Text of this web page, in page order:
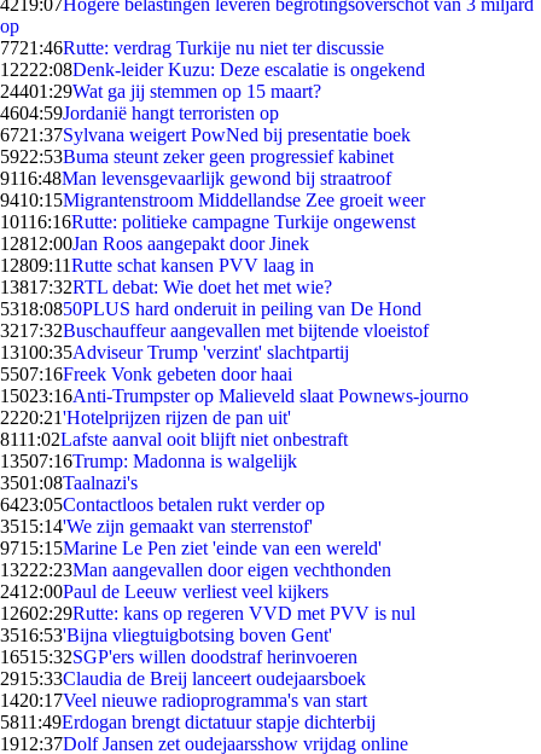
4219:07Hogere belastingen leveren begrotingsoverschot van 3 miljard
op
7721:46Rutte: verdrag Turkije nu niet ter discussie
12222:08Denk-leider Kuzu: Deze escalatie is ongekend
24401:29Wat ga jij stemmen op 15 maart?
4604:59Jordanië hangt terroristen op
6721:37Sylvana weigert PowNed bij presentatie boek
5922:53Buma steunt zeker geen progressief kabinet
9116:48Man levensgevaarlijk gewond bij straatroof
9410:15Migrantenstroom Middellandse Zee groeit weer
10116:16Rutte: politieke campagne Turkije ongewenst
12812:00Jan Roos aangepakt door Jinek
12809:11Rutte schat kansen PVV laag in
13817:32RTL debat: Wie doet het met wie?
5318:0850PLUS hard onderuit in peiling van De Hond
3217:32Buschauffeur aangevallen met bijtende vloeistof
13100:35Adviseur Trump 'verzint' slachtpartij
5507:16Freek Vonk gebeten door haai
15023:16Anti-Trumpster op Malieveld slaat Pownews-journo
2220:21'Hotelprijzen rijzen de pan uit'
8111:02Lafste aanval ooit blijft niet onbestraft
13507:16Trump: Madonna is walgelijk
3501:08Taalnazi's
6423:05Contactloos betalen rukt verder op
3515:14'We zijn gemaakt van sterrenstof'
9715:15Marine Le Pen ziet 'einde van een wereld'
13222:23Man aangevallen door eigen vechthonden
2412:00Paul de Leeuw verliest veel kijkers
12602:29Rutte: kans op regeren VVD met PVV is nul
3516:53'Bijna vliegtuigbotsing boven Gent'
16515:32SGP'ers willen doodstraf herinvoeren
2915:33Claudia de Breij lanceert oudejaarsboek
1420:17Veel nieuwe radioprogramma's van start
5811:49Erdogan brengt dictatuur stapje dichterbij
1912:37Dolf Jansen zet oudejaarsshow vrijdag online